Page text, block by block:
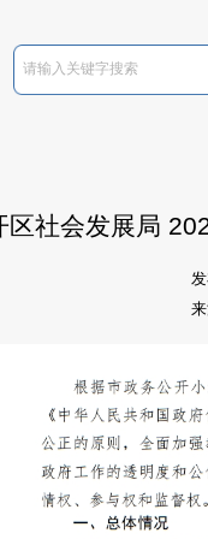
区社会发展局